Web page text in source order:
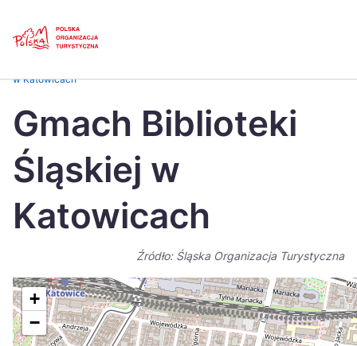
Česká
Dansk
Italiano
日本
Português
Suomi
w Katowicach
Gmach Biblioteki
Śląskiej w
Katowicach
Źródło: Śląska Organizacja Turystyczna
+
−